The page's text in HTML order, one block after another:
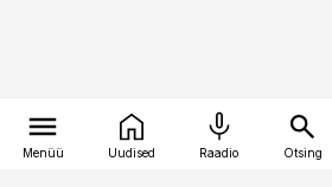
Menüü Uudised Raadio Otsing